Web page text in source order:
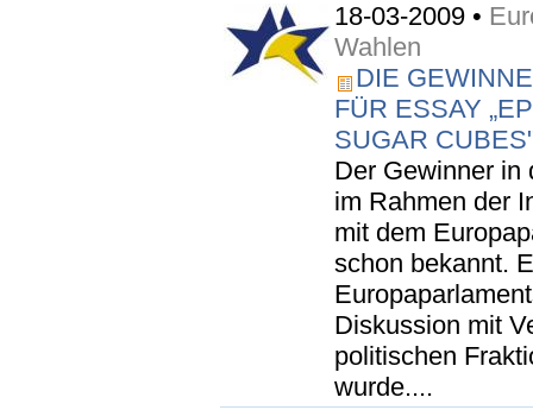
18-03-2009 •
Wahlen
DIE
FÜR ESSAY
SUGAR
Der Gewinner in
im Rahmen der
mit dem
schon bekannt.
Diskussion mit
politischen
wurde....